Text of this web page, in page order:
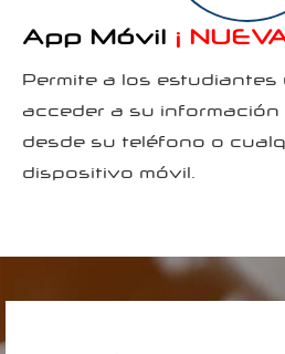
App Móvil ¡
Permite a los
acceder a su información
desde su teléfono o
dispositivo móvil.